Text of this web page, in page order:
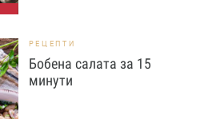
РЕЦЕПТИ
Бобена салата за 15
минути